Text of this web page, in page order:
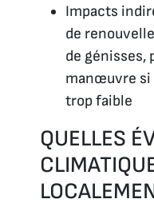
Impacts
de
de génisses,
manœuvre si
trop faible
QUELLES